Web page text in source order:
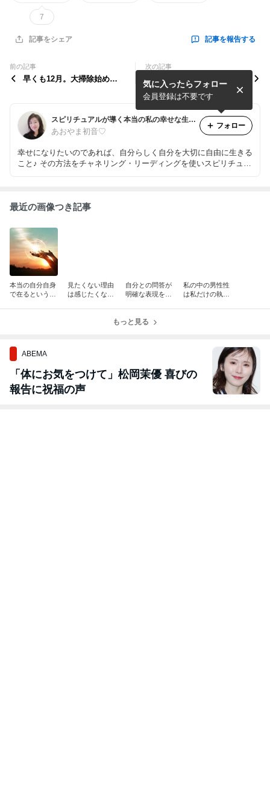
7
記事をシェア 記事を報告する
前の記事
早くも12月。大掃除始めま
次の記事
ガイダンスにより、遠隔での
セッションやります
スピリチュアルが導く本当の私の幸せな生き方【愛知/名古屋】
あおやま初音♡
幸せになりたいのであれば、自分らしく自分を大切に自由に生きる
こと♪ その方法をチャネリング・リーディングを使いスピリチュア
気に入ったらフォロー
会員登録は不要です
フォロー
最近の画像つき記事
本当の自分自身
で在るというこ
見たくない理由
は感じたくない
自分との問答が
明確な表現を生
私の中の男性性
は私だけの執事
もっと見る
ABEMA
「体にお気をつけて」松岡茉優 喜びの
報告に祝福の声